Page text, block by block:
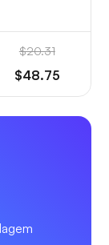
$20.31
$48.75